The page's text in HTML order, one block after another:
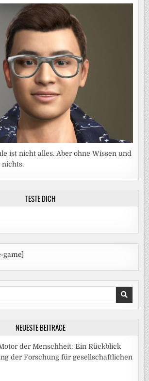
ist nicht alles. Aber ohne Wissen und
nichts.
TESTE DICH
game]
NEUESTE BEITRÄGE
der Menschheit: Ein Rückblick
der Forschung für gesellschaftlichen